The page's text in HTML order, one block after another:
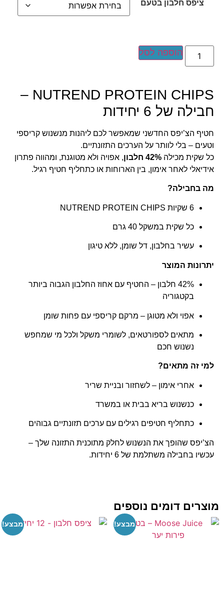
ציפס חלבון בטעם
הוספה לסל
NUTREND PROTEIN CHIPS –
של 6 יחידות
הצ’יפס החדשני שמאפשר לכם ליהנות מנשנוש קריספי
– בלי לוותר על הערכים התזונתיים.
שקית מכילה42% חלבון
, אפויה ולא מטוגנת, ומהווה פתרון
לאחר אימון, בין הארוחות או כתחליף חטיף רגיל.
בחבילה?
6 שקיות NUTREND PROTEIN CHIPS
כל שקית במשקל 40 גרם
עשיר בחלבון, דל שומן, ללא טיגון
המוצר
42% חלבון – החטיף עם אחוז החלבון הגבוה ביותר
בקטגוריה
אפוי ולא מטוגן – מרקם קריספי עם פחות שומן
מתאים לספורטאים, לשומרי משקל ולכל מי שמחפש
נשנוש חכם
זה מתאים?
אחרי אימון – לשחזור ובניית שריר
כנשנוש בריא בבית או במשרד
כתחליף חטיפים רגילים עם ערכים תזונתיים גבוהים
שהופך את הנשנוש לחלק מתוכנית התזונה שלך –
בחבילה משתלמת של 6 יחידות.
דומים נוספים
מבצע! מבצע!